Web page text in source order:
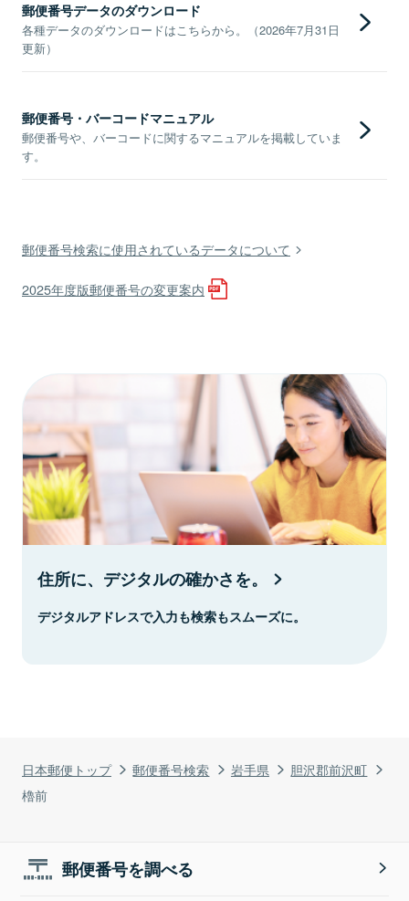
日本郵便トップ 郵便番号検索 岩手県
胆沢郡前沢町
櫓前
郵便番号データのダウンロード
各種データのダウンロードはこちらから。（2026年7月31日
更新）
郵便番号・バーコードマニュアル
郵便番号や、バーコードに関するマニュアルを掲載していま
す。
郵便番号検索に使用されているデータについて
2025年度版郵便番号の変更案内
住所に、デジタルの確かさを。
デジタルアドレスで入力も検索もスムーズに。
郵便番号を調べる